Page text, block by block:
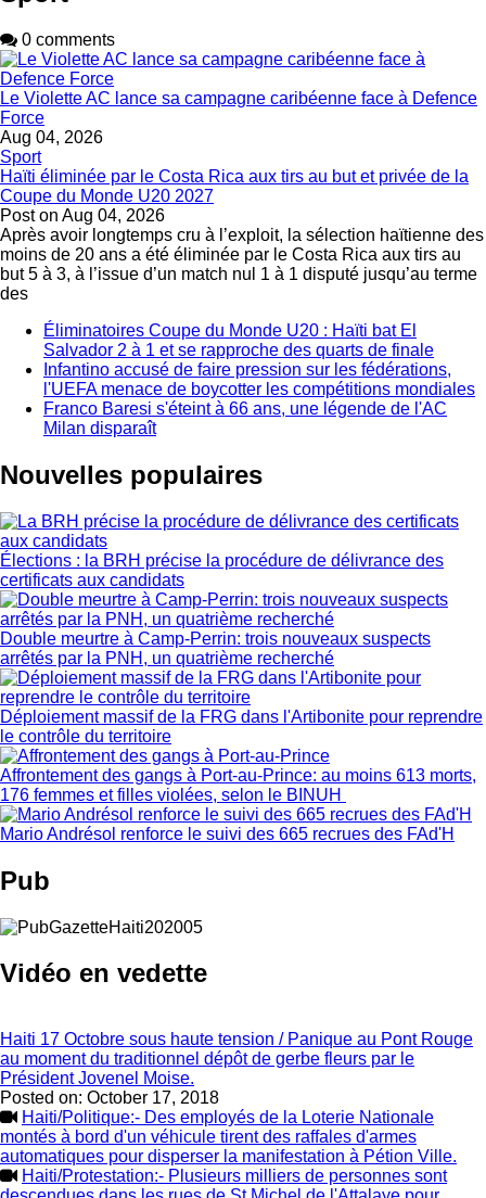
0 comments
Le Violette AC lance sa campagne caribéenne face à Defence
Force
Aug 04, 2026
Sport
Haïti éliminée par le Costa Rica aux tirs au but et privée de la
Coupe du Monde U20 2027
Post on Aug 04, 2026
Après avoir longtemps cru à l’exploit, la sélection haïtienne des
moins de 20 ans a été éliminée par le Costa Rica aux tirs au
but 5 à 3, à l’issue d’un match nul 1 à 1 disputé jusqu’au terme
des
Éliminatoires Coupe du Monde U20 : Haïti bat El
Salvador 2 à 1 et se rapproche des quarts de finale
Infantino accusé de faire pression sur les fédérations,
l'UEFA menace de boycotter les compétitions mondiales
Franco Baresi s'éteint à 66 ans, une légende de l'AC
Milan disparaît
Nouvelles populaires
Élections : la BRH précise la procédure de délivrance des
certificats aux candidats
Double meurtre à Camp-Perrin: trois nouveaux suspects
arrêtés par la PNH, un quatrième recherché
Déploiement massif de la FRG dans l'Artibonite pour reprendre
le contrôle du territoire
Affrontement des gangs à Port-au-Prince: au moins 613 morts,
176 femmes et filles violées, selon le BINUH
Mario Andrésol renforce le suivi des 665 recrues des FAd'H
Pub
Vidéo en vedette
Haiti 17 Octobre sous haute tension / Panique au Pont Rouge
au moment du traditionnel dépôt de gerbe fleurs par le
Président Jovenel Moise.
Posted on: October 17, 2018
Haiti/Politique:- Des employés de la Loterie Nationale
montés à bord d'un véhicule tirent des raffales d'armes
automatiques pour disperser la manifestation à Pétion Ville.
Haiti/Protestation:- Plusieurs milliers de personnes sont